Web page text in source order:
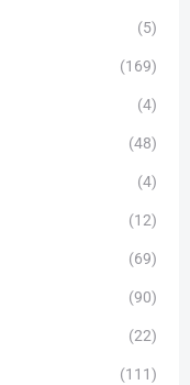
(5)
(169)
(4)
(48)
(4)
(12)
(69)
(90)
(22)
(111)